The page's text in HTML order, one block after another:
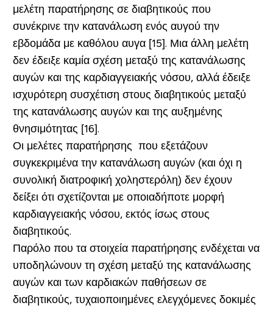
μελέτη παρατήρησης σε διαβητικούς που
συνέκρινε την κατανάλωση ενός αυγού την
εβδομάδα με καθόλου αυγα [15]. Μια άλλη μελέτη
δεν έδειξε καμία σχέση μεταξύ της κατανάλωσης
αυγών και της καρδιαγγειακής νόσου, αλλά έδειξε
ισχυρότερη συσχέτιση στους διαβητικούς μεταξύ
της κατανάλωσης αυγών και της αυξημένης
θνησιμότητας [16].
Οι μελέτες παρατήρησης που εξετάζουν
συγκεκριμένα την κατανάλωση αυγών (και όχι η
συνολική διατροφική χοληστερόλη) δεν έχουν
δείξει ότι σχετίζονται με οποιαδήποτε μορφή
καρδιαγγειακής νόσου, εκτός ίσως στους
διαβητικούς.
Παρόλο που τα στοιχεία παρατήρησης ενδέχεται να
υποδηλώνουν τη σχέση μεταξύ της κατανάλωσης
αυγών και των καρδιακών παθήσεων σε
διαβητικούς, τυχαιοποιημένες ελεγχόμενες δοκιμές